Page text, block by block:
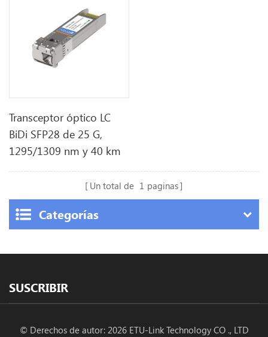
Transceptor óptico LC
BiDi SFP28 de 25 G,
1295/1309 nm y 40 km
Un total de 1 paginas
Categorías
SUSCRIBIR
© Derechos de autor: 2026 ETU-Link Technology CO ., LTD